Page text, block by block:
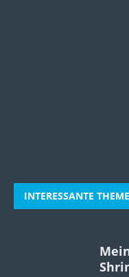
INTERESSANTE